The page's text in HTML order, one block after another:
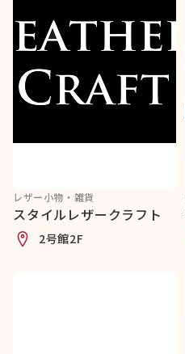
レザー小物・雑貨
スタイルレザークラフト
2号館2F